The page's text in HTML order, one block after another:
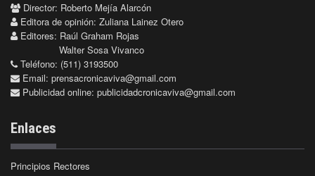
Director: Roberto Mejía Alarcón
Editora de opinión: Zuliana Lainez Otero
Editores: Raúl Graham Rojas
Walter Sosa Vivanco
Teléfono: (511) 3193500
Email: prensacronicaviva@gmail.com
Publicidad online: publicidadcronicaviva@gmail.com
Enlaces
Principios Rectores